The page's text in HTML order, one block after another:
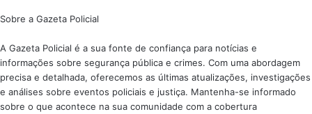
Sobre a Gazeta Policial
A Gazeta Policial é a sua fonte de confiança para notícias e
informações sobre segurança pública e crimes. Com uma abordagem
precisa e detalhada, oferecemos as últimas atualizações, investigações
e análises sobre eventos policiais e justiça. Mantenha-se informado
sobre o que acontece na sua comunidade com a cobertura